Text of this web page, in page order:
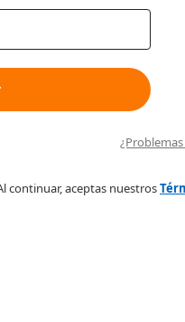
continuar, aceptas nuestros